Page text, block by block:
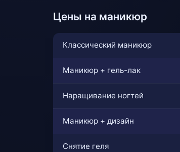
Цены на маникюр
Классический маникюр
Маникюр + гель-лак
Наращивание ногтей
Маникюр + дизайн
Снятие геля